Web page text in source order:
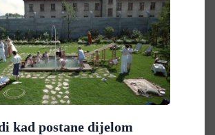
kad postane dijelom